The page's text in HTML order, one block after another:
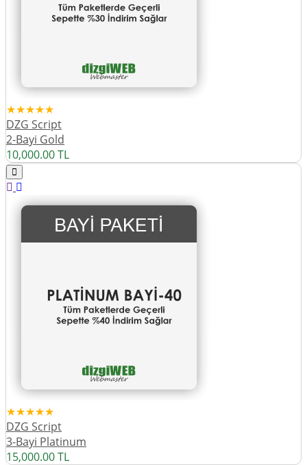
★★★★★
DZG Script
2-Bayi Gold
10,000.00TL
★★★★★
DZG Script
3-Bayi Platinum
15,000.00TL